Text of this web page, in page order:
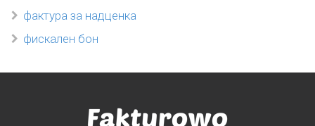
фактура за надценка
фискален бон